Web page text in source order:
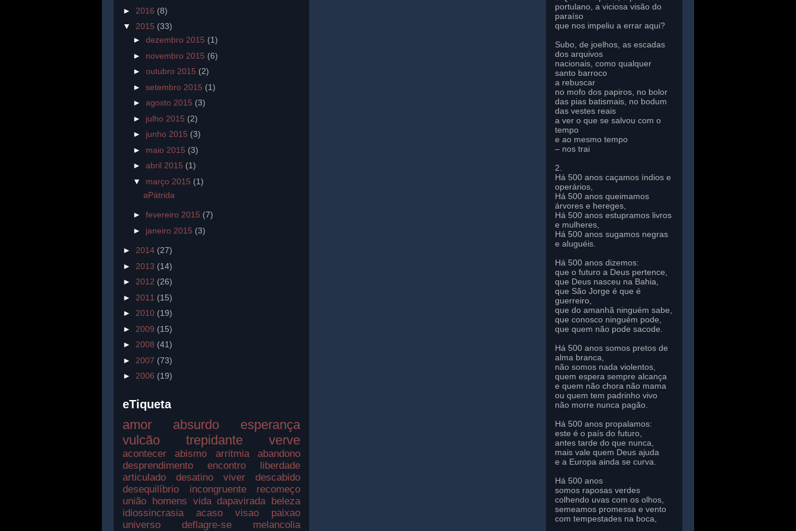
► 2016 (8)
▼ 2015 (33)
► dezembro 2015 (1)
► novembro 2015 (6)
► outubro 2015 (2)
► setembro 2015 (1)
► agosto 2015 (3)
► julho 2015 (2)
► junho 2015 (3)
► maio 2015 (3)
► abril 2015 (1)
▼ março 2015 (1)
aPátrida
► fevereiro 2015 (7)
► janeiro 2015 (3)
► 2014 (27)
► 2013 (14)
► 2012 (26)
► 2011 (15)
► 2010 (19)
► 2009 (15)
► 2008 (41)
► 2007 (73)
► 2006 (19)
eTiqueta
amor absurdo
esperança
vulcão
trepidante verve
acontecer abismo arritmia
abandono
desprendimento
encontro
liberdade
articulado
desatino viver
descabido
desequilíbrio
incongruente
recomeço
união homens vida dapavirada beleza
idiossincrasia
acaso visao
paixao
universo
deflagre-se melancolia
portulano, a viciosa visão do
paraíso
que nos impeliu a errar aqui?
Subo, de joelhos, as escadas
dos arquivos
nacionais, como qualquer
santo barroco
a rebuscar
no mofo dos papiros, no bolor
das pias batismais, no bodum
das vestes reais
a ver o que se salvou com o
tempo
e ao mesmo tempo
– nos trai
2.
Há 500 anos caçamos índios e
operários,
Há 500 anos queimamos
árvores e hereges,
Há 500 anos estupramos livros
e mulheres,
Há 500 anos sugamos negras
e aluguéis.
Há 500 anos dizemos:
que o futuro a Deus pertence,
que Deus nasceu na Bahia,
que São Jorge é que é
guerreiro,
que do amanhã ninguém sabe,
que conosco ninguém pode,
que quem não pode sacode.
Há 500 anos somos pretos de
alma branca,
não somos nada violentos,
quem espera sempre alcança
e quem não chora não mama
ou quem tem padrinho vivo
não morre nunca pagão.
Há 500 anos propalamos:
este é o país do futuro,
antes tarde do que nunca,
mais vale quem Deus ajuda
e a Europa ainda se curva.
Há 500 anos
somos raposas verdes
colhendo uvas com os olhos,
semeamos promessa e vento
com tempestades na boca,